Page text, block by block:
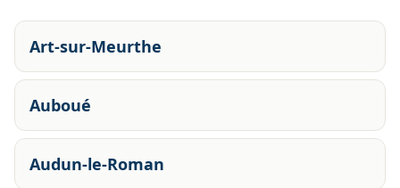
Art-sur-Meurthe
Auboué
Audun-le-Roman